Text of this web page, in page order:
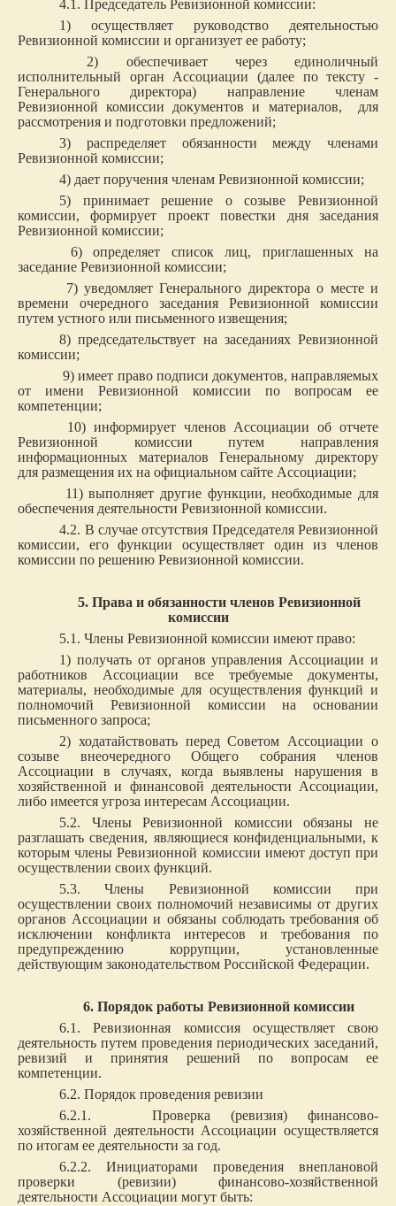
4.1. Председатель Ревизионной комиссии:
1) осуществляет руководство деятельностью
Ревизионной комиссии и организует ее работу;
2) обеспечивает через единоличный
исполнительный орган Ассоциации (далее по тексту -
Генерального директора) направление членам
Ревизионной комиссии документов и материалов, для
рассмотрения и подготовки предложений;
3) распределяет обязанности между членами
Ревизионной комиссии;
4) дает поручения членам Ревизионной комиссии;
5) принимает решение о созыве Ревизионной
комиссии, формирует проект повестки дня заседания
Ревизионной комиссии;
6) определяет список лиц, приглашенных на
заседание Ревизионной комиссии;
7) уведомляет Генерального директора о месте и
времени очередного заседания Ревизионной комиссии
путем устного или письменного извещения;
8) председательствует на заседаниях Ревизионной
комиссии;
9) имеет право подписи документов, направляемых
от имени Ревизионной комиссии по вопросам ее
компетенции;
10) информирует членов Ассоциации об отчете
Ревизионной комиссии путем направления
информационных материалов Генеральному директору
для размещения их на официальном сайте Ассоциации;
11) выполняет другие функции, необходимые для
обеспечения деятельности Ревизионной комиссии.
4.2. В случае отсутствия Председателя Ревизионной
комиссии, его функции осуществляет один из членов
комиссии по решению Ревизионной комиссии.
5. Права и обязанности членов Ревизионной
комиссии
5.1. Члены Ревизионной комиссии имеют право:
1) получать от органов управления Ассоциации и
работников Ассоциации все требуемые документы,
материалы, необходимые для осуществления функций и
полномочий Ревизионной комиссии на основании
письменного запроса;
2) ходатайствовать перед Советом Ассоциации о
созыве внеочередного Общего собрания членов
Ассоциации в случаях, когда выявлены нарушения в
хозяйственной и финансовой деятельности Ассоциации,
либо имеется угроза интересам Ассоциации.
5.2. Члены Ревизионной комиссии обязаны не
разглашать сведения, являющиеся конфиденциальными, к
которым члены Ревизионной комиссии имеют доступ при
осуществлении своих функций.
5.3. Члены Ревизионной комиссии при
осуществлении своих полномочий независимы от других
органов Ассоциации и обязаны соблюдать требования об
исключении конфликта интересов и требования по
предупреждению коррупции, установленные
действующим законодательством Российской Федерации.
6. Порядок работы Ревизионной комиссии
6.1. Ревизионная комиссия осуществляет свою
деятельность путем проведения периодических заседаний,
ревизий и принятия решений по вопросам ее
компетенции.
6.2. Порядок проведения ревизии
6.2.1. Проверка (ревизия) финансово-
хозяйственной деятельности Ассоциации осуществляется
по итогам ее деятельности за год.
6.2.2. Инициаторами проведения внеплановой
проверки (ревизии) финансово-хозяйственной
деятельности Ассоциации могут быть: